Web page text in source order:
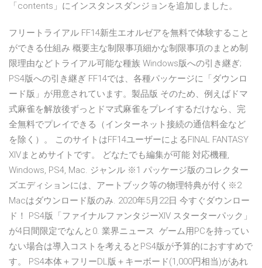
「contents」にインスタンスダンジョンを追加しました。
フリートライアル FF14新生エオルゼアを無料で体験すること
ができる仕組み 概要主な制限事項細かな制限事項のまとめ制
限理由などトライアル可能な種族 Windows版への引き継ぎ;
PS4版への引き継ぎ FF14では、各種パッケージに「ダウンロ
ード版」が用意されています。製品版 そのため、例えばドマ
式麻雀を解放後ずっとドマ式麻雀をプレイするだけなら、完
全無料でプレイできる（インターネット接続の通信料金など
を除く）。 このサイトはFF14ユーザーによるFINAL FANTASY
XIVまとめサイトです。 どなたでも編集が可能 対応機種,
Windows, PS4, Mac. ジャンル ※1 パッケージ版のコレクター
ズエディションには、アートブック等の物理特典が付く※2
Macはダウンロード版のみ. 2020年5月22日 今すぐダウンロー
ド！ PS4版「ファイナルファンタジーXIV スターターパック」
が4日間限定でなんと0. 業界ニュース ゲーム用PCを持ってい
ない場合は導入コストを考えるとPS4版が予算的におすすめで
す。 PS4本体＋フリーDL版＋キーボード(1,000円相当)があれ